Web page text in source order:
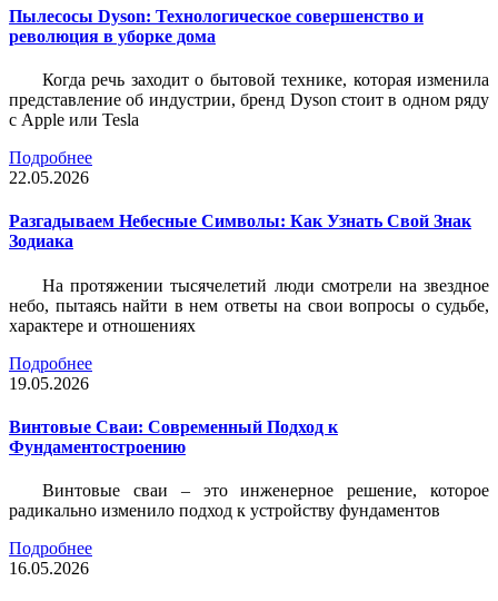
Пылесосы Dyson: Технологическое совершенство и
революция в уборке дома
Когда речь заходит о бытовой технике, которая изменила
представление об индустрии, бренд Dyson стоит в одном ряду
с Apple или Tesla
Подробнее
22.05.2026
Разгадываем Небесные Символы: Как Узнать Свой Знак
Зодиака
На протяжении тысячелетий люди смотрели на звездное
небо, пытаясь найти в нем ответы на свои вопросы о судьбе,
характере и отношениях
Подробнее
19.05.2026
Винтовые Сваи: Современный Подход к
Фундаментостроению
Винтовые сваи – это инженерное решение, которое
радикально изменило подход к устройству фундаментов
Подробнее
16.05.2026